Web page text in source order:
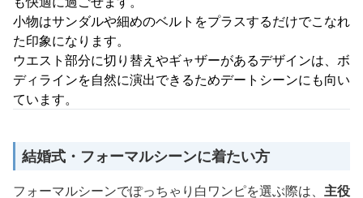
小物はサンダルや細めのベルトをプラスするだけでこなれ
た印象になります。
ウエスト部分に切り替えやギャザーがあるデザインは、ボ
ディラインを自然に演出できるためデートシーンにも向い
ています。
結婚式・フォーマルシーンに着たい方
フォーマルシーンでぽっちゃり白ワンピを選ぶ際は、 主役